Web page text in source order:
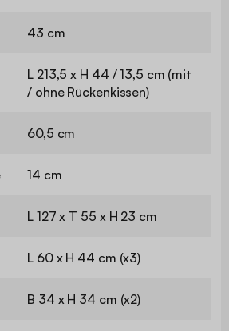
43 cm
L 213,5 x H 44 / 13,5 cm (mit
/ ohne Rückenkissen)
60,5 cm
14 cm
L 127 x T 55 x H 23 cm
L 60 x H 44 cm (x3)
B 34 x H 34 cm (x2)